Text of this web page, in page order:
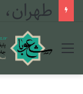
طهران،
منو